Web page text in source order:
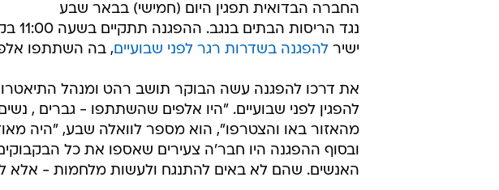
החברה הבדואית תפגין היום (חמישי) בבאר שבע
נגד
ישיר להפגנה בשדרות רגר לפני שבועיים, בה השתתפו
את דרכו להפגנה עשה הבוקר תושב רהט ומנהל
להפגין לפני שבועיים. "היו אלפים שהשתתפו - גברים ,
מהאזור באו והצטרפו", הוא מספר לוואלה שבע, "היה
ובסוף ההפגנה היו חבר'ה צעירים שאספו את כל
האנשים. שהם לא באים להתנגח ולעשות מלחמות - אלא